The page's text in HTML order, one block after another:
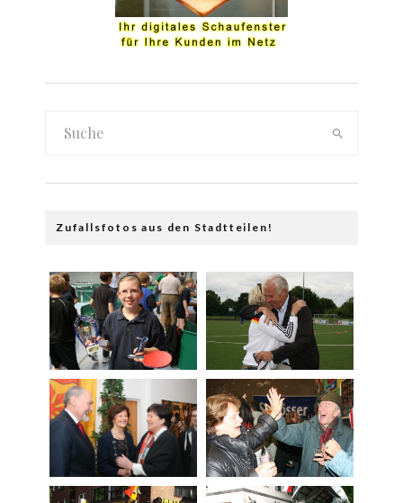
Zufallsfotos aus den Stadtteilen!